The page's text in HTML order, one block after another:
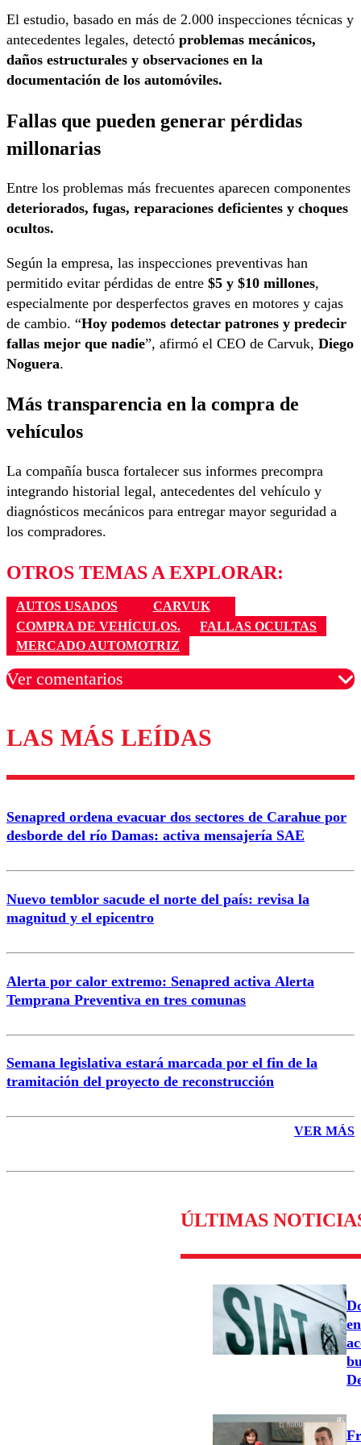
El estudio, basado en más de 2.000 inspecciones técnicas y
antecedentes legales, detectó problemas mecánicos,
daños estructurales y observaciones en la
documentación de los automóviles.
Fallas que pueden generar pérdidas
millonarias
Entre los problemas más frecuentes aparecen componentes
deteriorados, fugas, reparaciones deficientes y choques
ocultos.
Según la empresa, las inspecciones preventivas han
permitido evitar pérdidas de entre $5 y $10 millones,
especialmente por desperfectos graves en motores y cajas
de cambio. “Hoy podemos detectar patrones y predecir
fallas mejor que nadie”, afirmó el CEO de Carvuk, Diego
Noguera.
Más transparencia en la compra de
vehículos
La compañía busca fortalecer sus informes precompra
integrando historial legal, antecedentes del vehículo y
diagnósticos mecánicos para entregar mayor seguridad a
los compradores.
OTROS TEMAS A EXPLORAR:
AUTOS USADOS
CARVUK
COMPRA DE VEHÍCULOS.
FALLAS OCULTAS
MERCADO AUTOMOTRIZ
Ver comentarios
Los comentarios son moderados para garantizar un
diálogo respetuoso.
Correo
LAS MÁS LEÍDAS
Senapred ordena evacuar dos sectores de Carahue por
desborde del río Damas: activa mensajería SAE
Nuevo temblor sacude el norte del país: revisa la
magnitud y el epicentro
Alerta por calor extremo: Senapred activa Alerta
Temprana Preventiva en tres comunas
Semana legislativa estará marcada por el fin de la
tramitación del proyecto de reconstrucción
VER MÁS
ÚLTIMAS